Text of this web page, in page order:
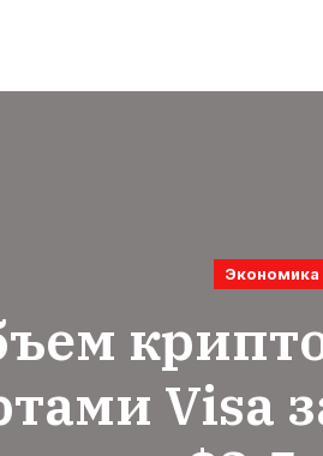
Экономика
Visa